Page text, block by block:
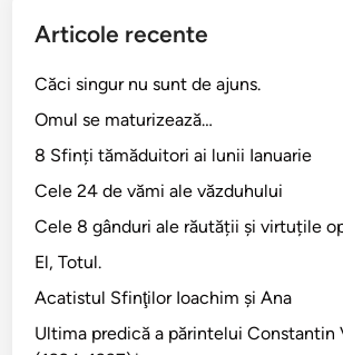
Articole recente
Căci singur nu sunt de ajuns.
Omul se maturizează…
8 Sfinți tămăduitori ai lunii Ianuarie
Cele 24 de vămi ale văzduhului
Cele 8 gânduri ale răutății și virtuțile
El, Totul.
Acatistul Sfinţilor Ioachim şi Ana
Ultima predică a părintelui Constantin